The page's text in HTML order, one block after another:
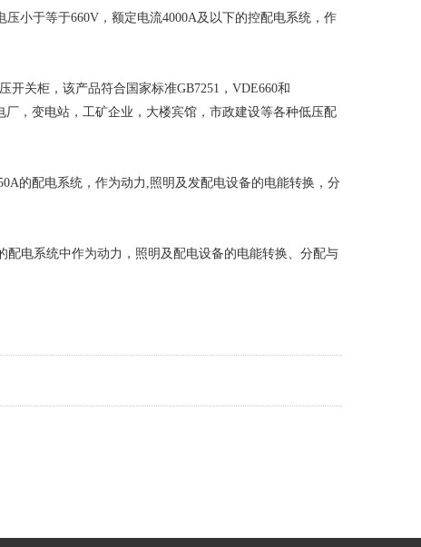
小于等于660V，额定电流4000A及以下的控配电系统，作
关柜，该产品符合国家标准GB7251，VDE660和
，变电站，工矿企业，大楼宾馆，市政建设等各种低压配
的配电系统，作为动力,照明及发配电设备的电能转换，分
电系统中作为动力，照明及配电设备的电能转换、分配与